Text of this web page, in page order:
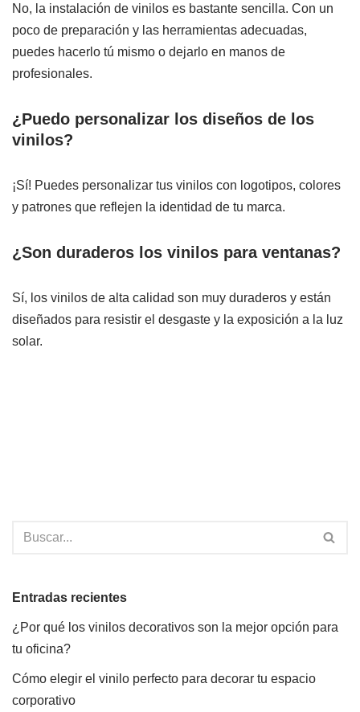
No, la instalación de vinilos es bastante sencilla. Con un
poco de preparación y las herramientas adecuadas,
puedes hacerlo tú mismo o dejarlo en manos de
profesionales.
¿Puedo personalizar los diseños de los
vinilos?
¡Sí! Puedes personalizar tus vinilos con logotipos, colores
y patrones que reflejen la identidad de tu marca.
¿Son duraderos los vinilos para ventanas?
Sí, los vinilos de alta calidad son muy duraderos y están
diseñados para resistir el desgaste y la exposición a la luz
solar.
Entradas recientes
¿Por qué los vinilos decorativos son la mejor opción para
tu oficina?
Cómo elegir el vinilo perfecto para decorar tu espacio
corporativo